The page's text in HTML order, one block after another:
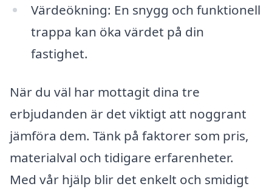
Värdeökning: En snygg och funktionell
trappa kan öka värdet på din
fastighet.
När du väl har mottagit dina tre
erbjudanden är det viktigt att noggrant
jämföra dem. Tänk på faktorer som pris,
materialval och tidigare erfarenheter.
Med vår hjälp blir det enkelt och smidigt